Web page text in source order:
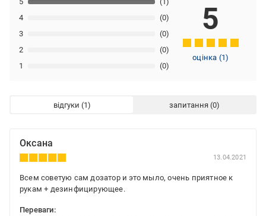
1 (0)
2 (0)
3 (0)
4 (0) 5
оцінка (1)
відгуки запитання
Оксана
13.04.2021
Всем советую сам дозатор и это мыло, очень приятное к
рукам + дезинфицирующее.
Переваги: